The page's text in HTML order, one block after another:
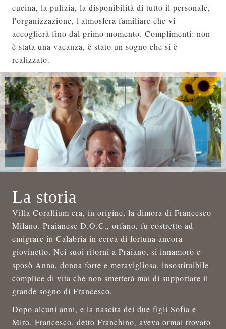
cucina, la pulizia, la disponibilità di tutto il personale,
l'organizzazione, l'atmosfera familiare che vi
accoglierà fino dal primo momento. Complimenti: non
è stata una vacanza, è stato un sogno che si è
realizzato.
La storia
Villa Corallium era, in origine, la dimora di Francesco
Milano. Praianese D.O.C., orfano, fu costretto ad
emigrare in Calabria in cerca di fortuna ancora
giovinetto. Nei suoi ritorni a Praiano, si innamorò e
sposò Anna, donna forte e meravigliosa, insostituibile
complice di vita che non smetterà mai di supportare il
grande sogno di Francesco.
Dopo alcuni anni, e la nascita dei due figli Sofia e
Miro, Francesco, detto Franchino, aveva ormai trovato